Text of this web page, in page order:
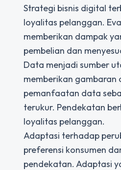
Strategi bisnis digital
loyalitas pelanggan.
memberikan dampak
pembelian dan
Data menjadi sumber
memberikan
pemanfaatan data
terukur. Pendekatan
loyalitas pelanggan.
Adaptasi terhadap
preferensi konsumen
pendekatan. Adaptasi